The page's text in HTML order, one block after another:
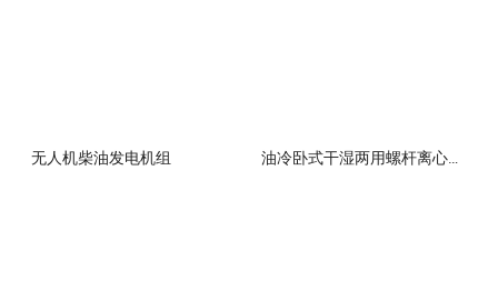
无人机柴油发电机组 油冷卧式干湿两用螺杆离心泵潜水泵